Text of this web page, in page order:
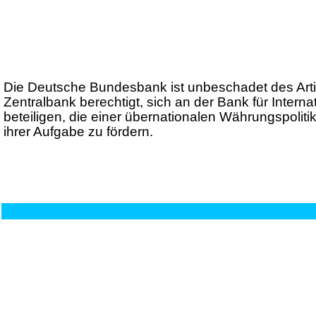
Die Deutsche Bundesbank ist unbeschadet des
Zentralbank berechtigt, sich an der Bank für
beteiligen, die einer übernationalen
ihrer Aufgabe zu fördern.